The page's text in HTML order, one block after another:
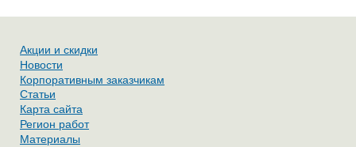
Акции и скидки
Новости
Корпоративным заказчикам
Статьи
Карта сайта
Регион работ
Материалы